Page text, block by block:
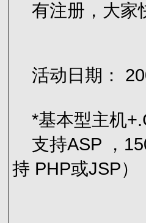
有注册，大家
活动日期：
*基本型主机
支持ASP ，
持 PHP或JSP）